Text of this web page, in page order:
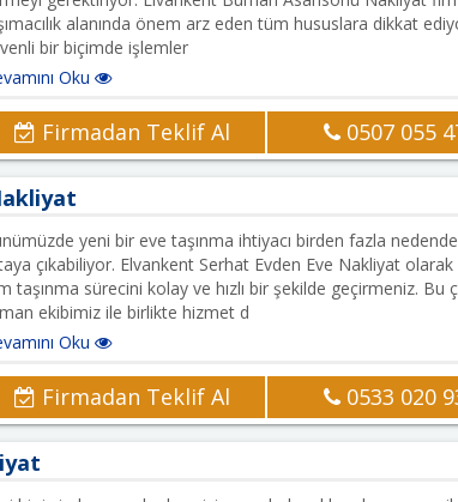
alanında önem arz eden tüm hususlara dikkat
bir biçimde işlemler
Oku
Firmadan Teklif Al 0507 055
yeni bir eve taşınma ihtiyacı birden fazla
çıkabiliyor. Elvankent Serhat Evden Eve Nakliyat olarak
taşınma sürecini kolay ve hızlı bir şekilde geçirmeniz. Bu
ekibimiz ile birlikte hizmet d
Oku
Firmadan Teklif Al 0533 020